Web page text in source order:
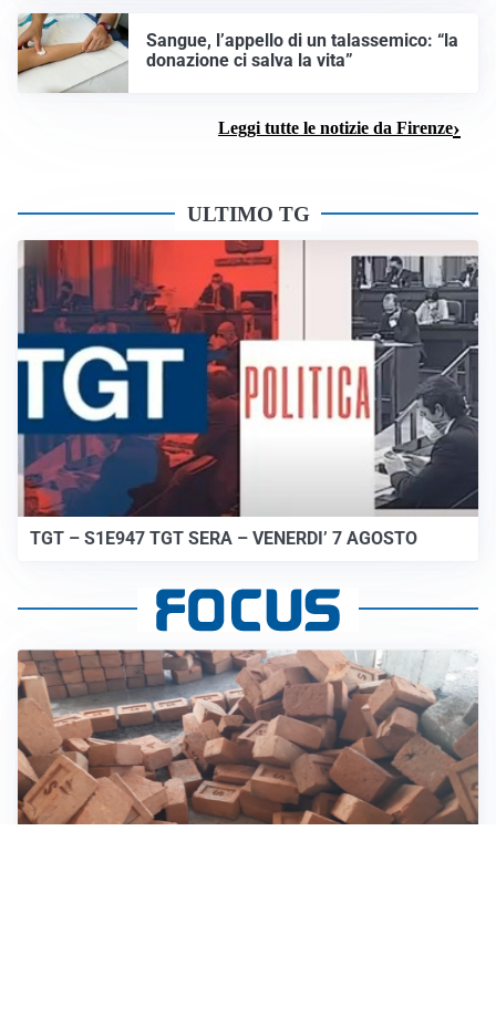
Sangue, l’appello di un talassemico: “la
donazione ci salva la vita”
Leggi tutte le notizie da Firenze
ULTIMO TG
TGT – S1E947 TGT SERA – VENERDI’ 7 AGOSTO